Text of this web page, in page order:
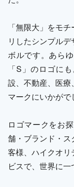
「無限大」をモ
リしたシンプル
ボルです。あら
「S」のロゴに
設、不動産、医
マークにいかがで
ロゴマークをお
舗・ブランド・
客様、ハイクオ
ビスで、世界に一